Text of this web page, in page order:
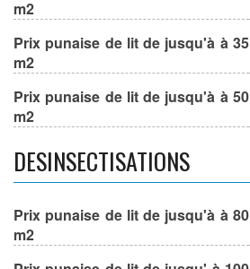
m2
Prix punaise de lit de jusqu'à à 35
m2
Prix punaise de lit de jusqu'à à 50
m2
DESINSECTISATIONS
Prix punaise de lit de jusqu'à à 80
m2